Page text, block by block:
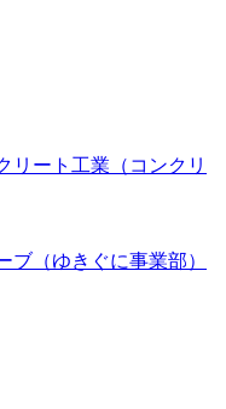
リート工業（コンクリ
ブ（ゆきぐに事業部）